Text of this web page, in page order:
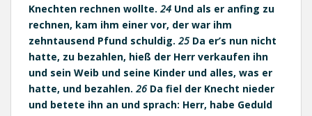
Knechten rechnen wollte. 24 Und als er anfing zu
rechnen, kam ihm einer vor, der war ihm
zehntausend Pfund schuldig. 25 Da er’s nun nicht
hatte, zu bezahlen, hieß der Herr verkaufen ihn
und sein Weib und seine Kinder und alles, was er
hatte, und bezahlen. 26 Da fiel der Knecht nieder
und betete ihn an und sprach: Herr, habe Geduld